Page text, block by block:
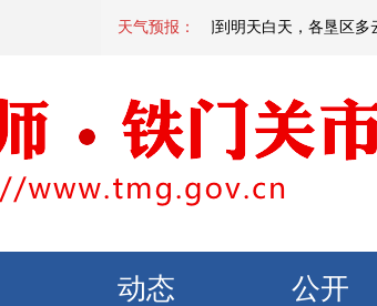
天气预报：
预计：今天夜间到明天白天，各垦区多
动态 公开